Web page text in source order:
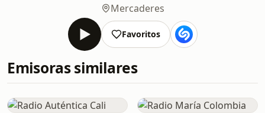
Mercaderes
Favoritos
Emisoras similares